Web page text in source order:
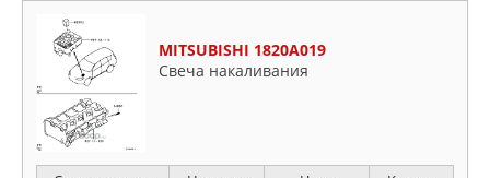
MITSUBISHI 1820A019
Свеча накаливания